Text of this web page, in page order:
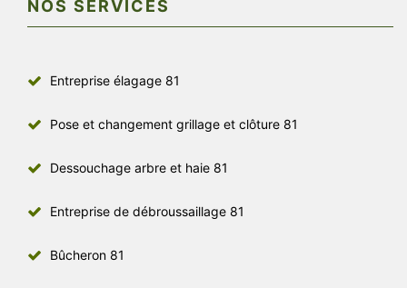
NOS SERVICES
Entreprise élagage 81
Pose et changement grillage et clôture 81
Dessouchage arbre et haie 81
Entreprise de débroussaillage 81
Bûcheron 81